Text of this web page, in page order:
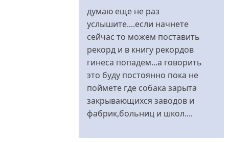
до
доставлять...
rezon
думаю еще не раз
услышите....если начнете
сейчас то можем поставить
рекорд и в книгу рекордов
гинеса попадем...а говорить
это буду постоянно пока не
поймете где собака зарыта
закрывающихся заводов и
фабрик,больниц и школ....